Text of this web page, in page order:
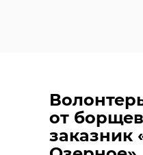
от
заказник